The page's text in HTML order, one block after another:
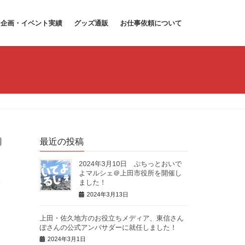
企画・イベント実績 グッズ通販 お仕事依頼について
最近の投稿
2024年3月10日 ぷちっとおいで
よマルシェ＠上田市役所を開催し
ました！
2024年3月13日
上田・佐久地方のお役立ちメディア、東信さん
ぽさんの公式アンバサダーに就任しました！
2024年3月1日